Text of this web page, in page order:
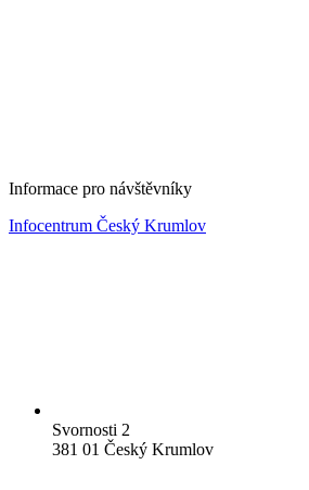
Informace pro návštěvníky
Infocentrum Český Krumlov
Svornosti 2
381 01 Český Krumlov